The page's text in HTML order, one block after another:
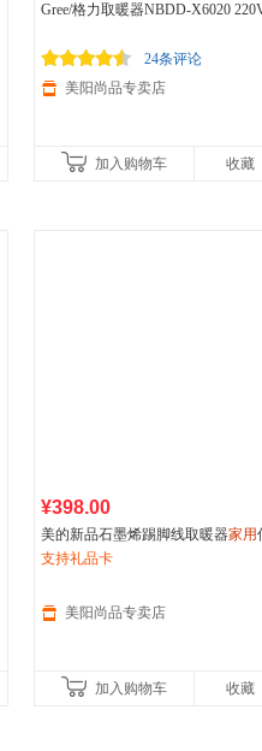
Gree/格力取暖器NBDD-X6020
24条评论
美阳尚品专卖店
加入购物车 收藏
¥398.00
美的新品石墨烯踢脚线取暖器家用
噪电暖气速热浴室暖风机冬季
支持礼品卡
美阳尚品专卖店
加入购物车 收藏